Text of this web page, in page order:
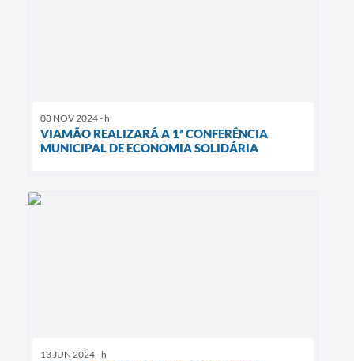
08 NOV 2024 - h
VIAMÃO REALIZARÁ A 1ª CONFERÊNCIA
MUNICIPAL DE ECONOMIA SOLIDÁRIA
13 JUN 2024 - h